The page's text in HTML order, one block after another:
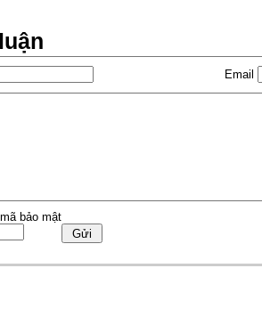
Email
bảo mật